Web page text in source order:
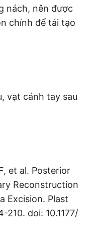
nách, nên được
chính để tái tạo
vạt cánh tay sau
et al. Posterior
Reconstruction
Excision. Plast
210. doi: 10.1177/